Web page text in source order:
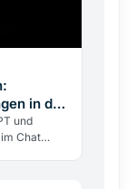
in den
und
Chat